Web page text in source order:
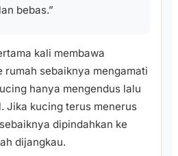
bebas.”
kali membawa
rumah sebaiknya mengamati
hanya mengendus lalu
Jika kucing terus menerus
dipindahkan ke
dijangkau.